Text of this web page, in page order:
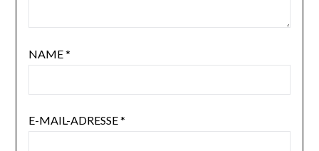
NAME*
E-MAIL-ADRESSE*